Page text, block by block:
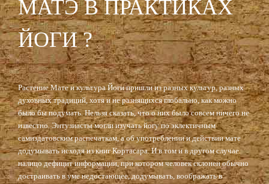
МАТЭ В ПРАКТИКАХ
ЙОГИ ?
Растение Мате и культура Йоги пришли из разных культур, разных
духовных традиций, хотя и не разнящихся глобально, как можно
было бы подумать. Нельзя сказать, что о них было совсем ничего не
известно. Энтузиасты могли изучать йогу по эклектичным
самиздатовским распечаткам, а об употреблении и действии мате
додумывать исходя из книг Кортасара. И в том и в другом случае
налицо дефицит информации, при котором человек склонен обычно
достраивать в уме недостающее, додумывать, воображать в